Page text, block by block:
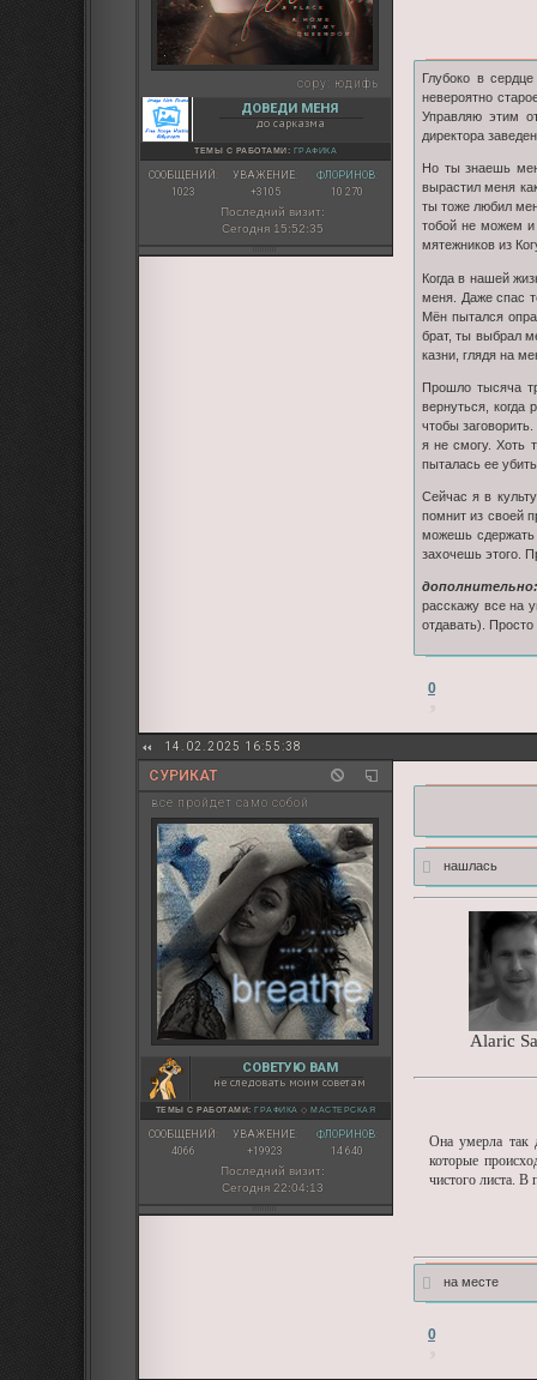
copy: юдифь
ДОВЕДИ МЕНЯ
до сарказма
ТЕМЫ С РАБОТАМИ: ГРАФИКА
СООБЩЕНИЙ:
1023
УВАЖЕНИЕ:
+3105
ФЛОРИНОВ:
10 270
Последний визит:
Сегодня 15:52:35
Глубоко в
невероятно
Управляю этим
директора
Но ты знаешь
вырастил меня
ты тоже любил
тобой не можем и
мятежников из
Когда в нашей
меня. Даже спас
Мён пытался
брат, ты выбрал
казни, глядя на
Прошло тысяча
вернуться,
чтобы
я не смогу. Хоть
пыталась ее
Сейчас я в
помнит из своей
можешь
захочешь этого.
дополнительно:
расскажу все на
отдавать).
0
14.02.2025 16:55:38
СУРИКАТ
все пройдет само собой
СОВЕТУЮ ВАМ
не следовать моим советам
ТЕМЫ С РАБОТАМИ:ГРАФИКА ◇МАСТЕРСКАЯ
СООБЩЕНИЙ:
4066
УВАЖЕНИЕ:
+19923
ФЛОРИНОВ:
14 640
Последний визит:
Сегодня 22:04:13
нашлась
Alaric
Она умерла так
которые
чистого листа. В
на месте
0